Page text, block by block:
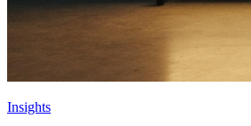
Insights